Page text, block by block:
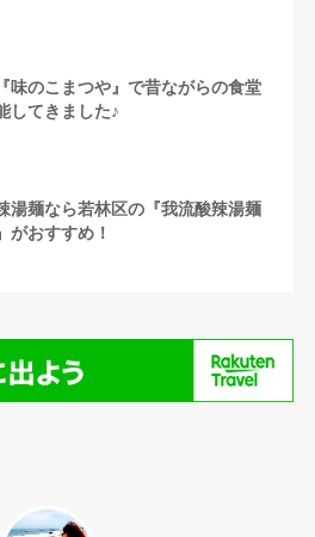
味のこまつや』で昔ながらの食堂
してきました♪
湯麺なら若林区の『我流酸辣湯麺
がおすすめ！